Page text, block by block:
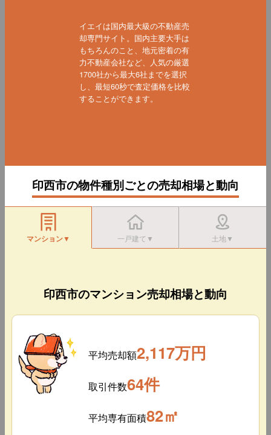
イエイは国内最大級の不動産売
却専門サイト。国内主要大手は
もちろんのこと、地元密着の有
力不動産会社など、人気の厳選
1700社から最大6社までを選択
し、最短60秒で査定価格を比較
することができます。
印西市の物件種別ごとの売却相場と動向
マンション▼ 一戸建て▼ 土地▼
印西市のマンション売却相場と動向
平均売却額2,117万円
取引件数64件
平均専有面積82㎡